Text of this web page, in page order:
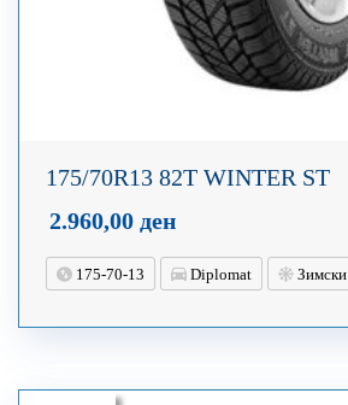
175/70R13 82T WINTER ST
2.960,00 ден
175-70-13 Diplomat Зимски